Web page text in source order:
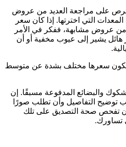
احرص على مراجعة العديد من عروض
التي اخترتها. إذا كان سعر
من عروض مشابهة، ففكر في الأمر
هائل يشير إلى عيوب مخفية أو أن
يكون سعرها مختلف بشدة عن متوسط
والبضائع المدفوعة مسبقًا. إن
التفاصيل وأن تطلب صورًا
تفحص صحة التصديق على تلك
تساورك.